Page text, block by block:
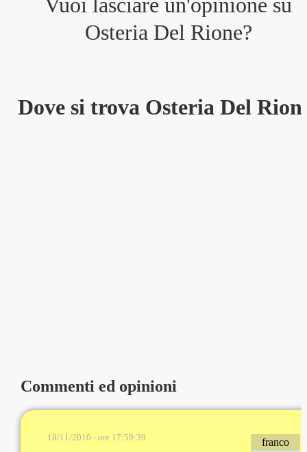
Osteria Del Rione?
Dove si trova Osteria Del
Commenti ed opinioni
18/11/2010 - ore 17:59:39 franco